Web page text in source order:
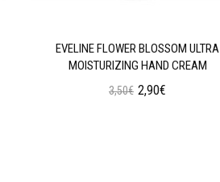
EVELINE FLOWER BLOSSOM ULTRA
MOISTURIZING HAND CREAM
3,50€ 2,90€